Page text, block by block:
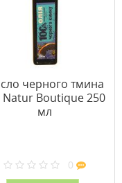
черного тмина
Boutique 250
мл
0